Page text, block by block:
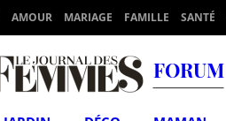
AMOUR MARIAGE FAMILLE SANTÉ
FORUM